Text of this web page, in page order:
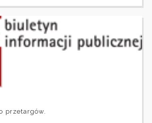
przetargów.